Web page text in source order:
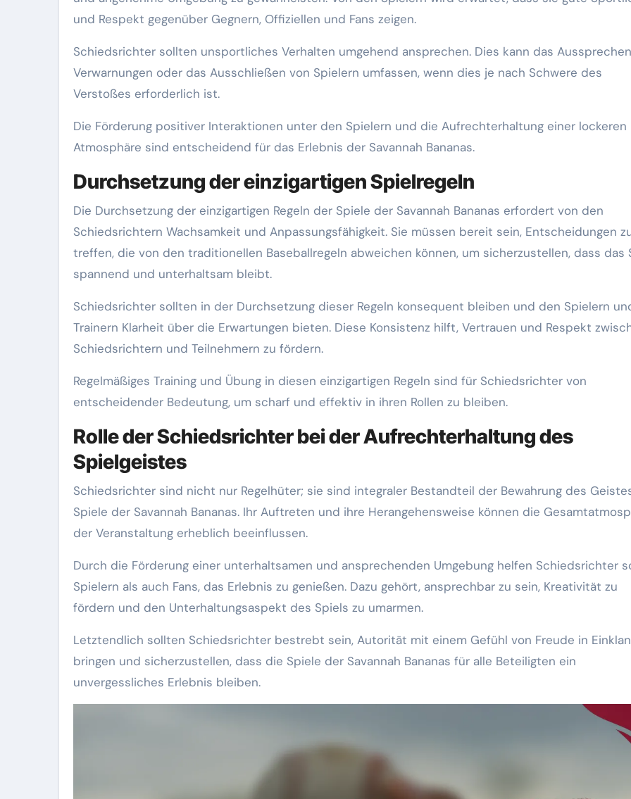
und Respekt gegenüber Gegnern, Offiziellen und Fans zeigen.
Schiedsrichter sollten unsportliches Verhalten umgehend ansprechen. Dies kann das
Verwarnungen oder das Ausschließen von Spielern umfassen, wenn dies je nach Schwere des
Verstoßes erforderlich ist.
Die Förderung positiver Interaktionen unter den Spielern und die Aufrechterhaltung einer lockeren
Atmosphäre sind entscheidend für das Erlebnis der Savannah Bananas.
Durchsetzung der einzigartigen Spielregeln
Die Durchsetzung der einzigartigen Regeln der Spiele der Savannah Bananas erfordert von den
Schiedsrichtern Wachsamkeit und Anpassungsfähigkeit. Sie müssen bereit sein, Entscheidungen
treffen, die von den traditionellen Baseballregeln abweichen können, um sicherzustellen, dass das
spannend und unterhaltsam bleibt.
Schiedsrichter sollten in der Durchsetzung dieser Regeln konsequent bleiben und den Spielern
Trainern Klarheit über die Erwartungen bieten. Diese Konsistenz hilft, Vertrauen und Respekt
Schiedsrichtern und Teilnehmern zu fördern.
Regelmäßiges Training und Übung in diesen einzigartigen Regeln sind für Schiedsrichter von
entscheidender Bedeutung, um scharf und effektiv in ihren Rollen zu bleiben.
Rolle der Schiedsrichter bei der Aufrechterhaltung des
Spielgeistes
Schiedsrichter sind nicht nur Regelhüter; sie sind integraler Bestandteil der Bewahrung des
Spiele der Savannah Bananas. Ihr Auftreten und ihre Herangehensweise können die
der Veranstaltung erheblich beeinflussen.
Durch die Förderung einer unterhaltsamen und ansprechenden Umgebung helfen Schiedsrichter
Spielern als auch Fans, das Erlebnis zu genießen. Dazu gehört, ansprechbar zu sein, Kreativität zu
fördern und den Unterhaltungsaspekt des Spiels zu umarmen.
Letztendlich sollten Schiedsrichter bestrebt sein, Autorität mit einem Gefühl von Freude in
bringen und sicherzustellen, dass die Spiele der Savannah Bananas für alle Beteiligten ein
unvergessliches Erlebnis bleiben.